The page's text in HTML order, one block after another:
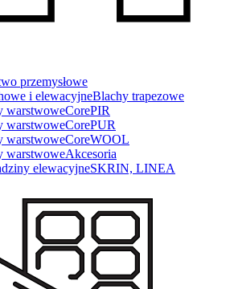
przemysłowe
i elewacyjneBlachy trapezowe
warstwoweCorePIR
warstwoweCorePUR
warstwoweCoreWOOL
warstwoweAkcesoria
elewacyjneSKRIN, LINEA